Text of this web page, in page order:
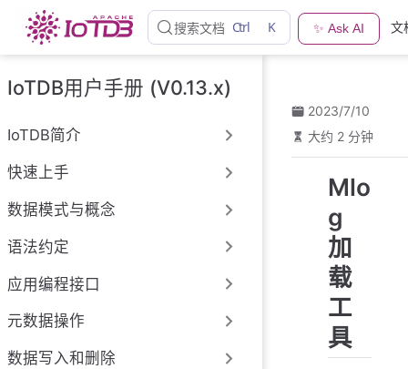
跳
至
主
要
內
搜索文档 Ctrl K ✨ Ask AI 文
IoTDB用户手册 (V0.13.x)
IoTDB简介
快速上手
数据模式与概念
语法约定
应用编程接口
元数据操作
数据写入和删除
2023/7/10
大约 2 分钟
Mlo
g
加
载
工
具